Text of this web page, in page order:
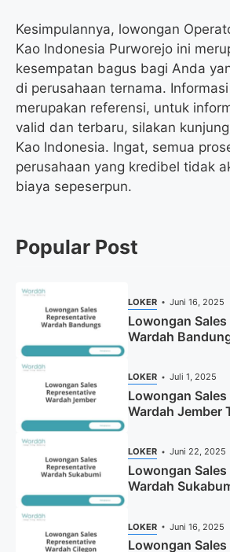
Kesimpulannya, lowongan
Kao Indonesia Purworejo ini
kesempatan bagus bagi Anda
di perusahaan ternama.
merupakan referensi, untuk
valid dan terbaru, silakan
Kao Indonesia. Ingat, semua
perusahaan yang kredibel tidak
biaya sepeserpun.
Popular Post
LOKER Juni 16, 2025
Lowongan
Wardah
LOKER Juli 1, 2025
Lowongan
Wardah Jember
LOKER Juni 22, 2025
Lowongan
Wardah
LOKER Juni 16, 2025
Lowongan